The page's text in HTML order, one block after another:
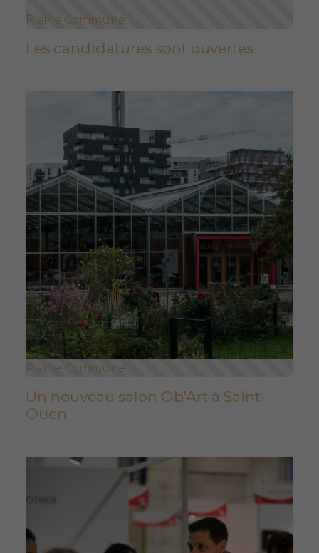
Plaine Commune
Les candidatures sont ouvertes
Plaine Commune
Un nouveau salon Ob'Art à Saint-
Ouen